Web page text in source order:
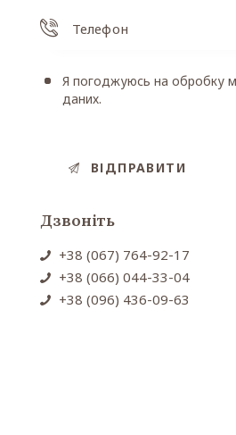
Я погоджуюсь на обробку
даних.
Дзвоніть
+38 (067) 764-92-17
+38 (066) 044-33-04
+38 (096) 436-09-63